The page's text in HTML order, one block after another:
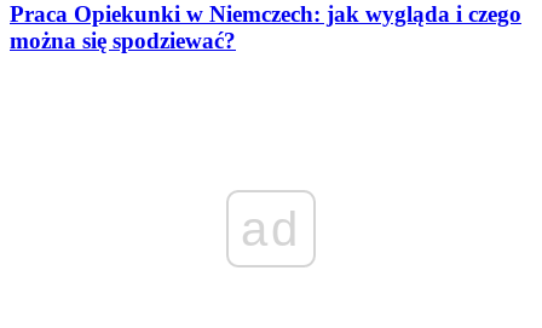
Praca Opiekunki w Niemczech: jak wygląda i czego
można się spodziewać?
ad